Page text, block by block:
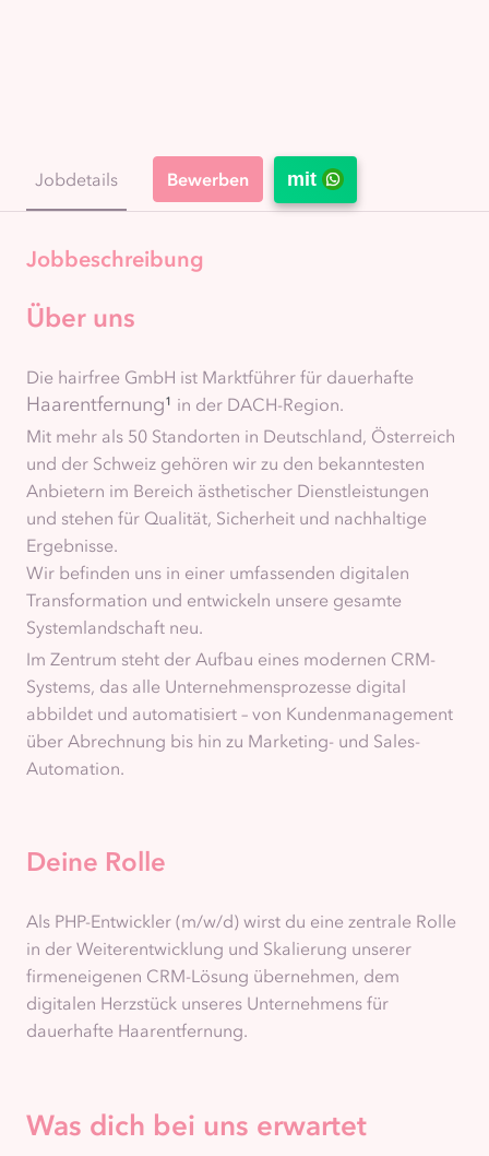
Jobdetails Bewerben mit
Jobbeschreibung
Über uns
Die hairfree GmbH ist Marktführer für dauerhafte
Haarentfernung¹ in der DACH-Region.
Mit mehr als 50 Standorten in Deutschland, Österreich
und der Schweiz gehören wir zu den bekanntesten
Anbietern im Bereich ästhetischer Dienstleistungen
und stehen für Qualität, Sicherheit und nachhaltige
Ergebnisse.
Wir befinden uns in einer umfassenden digitalen
Transformation und entwickeln unsere gesamte
Systemlandschaft neu.
Im Zentrum steht der Aufbau eines modernen CRM-
Systems, das alle Unternehmensprozesse digital
abbildet und automatisiert – von Kundenmanagement
über Abrechnung bis hin zu Marketing- und Sales-
Automation.
Deine Rolle
Als PHP-Entwickler (m/w/d) wirst du eine zentrale Rolle
in der Weiterentwicklung und Skalierung unserer
firmeneigenen CRM-Lösung übernehmen, dem
digitalen Herzstück unseres Unternehmens für
dauerhafte Haarentfernung.
Was dich bei uns erwartet